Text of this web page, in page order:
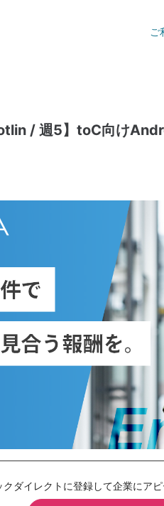
ご
/ 週5】toC向け
クダイレクトに登録して企業にア